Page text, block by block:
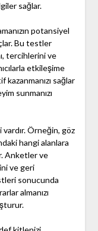
sağlar.
potansiyel
Bu testler
tercihlerini ve
etkileşime
sağlar
sunmanızı
Örneğin, göz
hangi alanlara
Anketler ve
ve geri
sonucunda
almanızı